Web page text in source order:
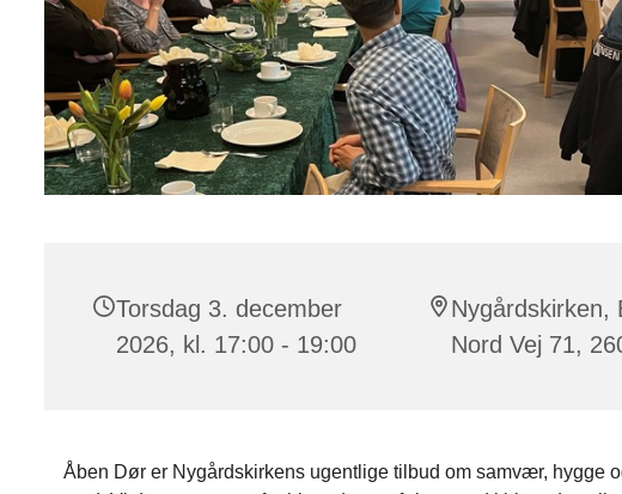
Torsdag 3. december
2026, kl. 17:00 - 19:00
Nygårdskirken,
Nord Vej 71,
Åben Dør er Nygårdskirkens ugentlige tilbud om samvær, hygge